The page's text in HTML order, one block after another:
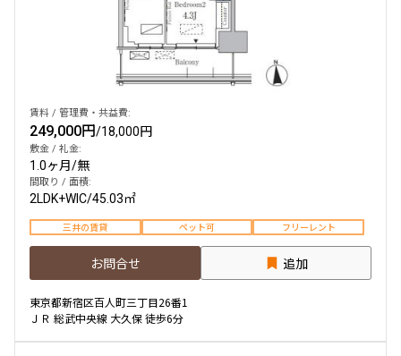
賃料 / 管理費・共益費:
249,000円/18,000円
敷金 / 礼金:
1.0ヶ月/無
間取り / 面積:
2LDK+WIC/45.03㎡
三井の賃貸 ペット可 フリーレント
お問合せ 追加
東京都新宿区百人町三丁目26番1
ＪＲ 総武中央線 大久保 徒歩6分